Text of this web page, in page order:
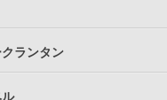
ランタン